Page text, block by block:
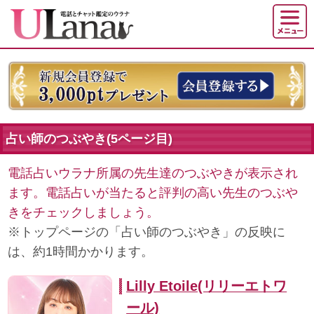
占い師のつぶやき(5ページ目)
電話占いウラナ所属の先生達のつぶやきが表示され
ます。電話占いが当たると評判の高い先生のつぶや
きをチェックしましょう。
※トップページの「占い師のつぶやき」の反映に
は、約1時間かかります。
Lilly Etoile(リリーエトワ
ール)